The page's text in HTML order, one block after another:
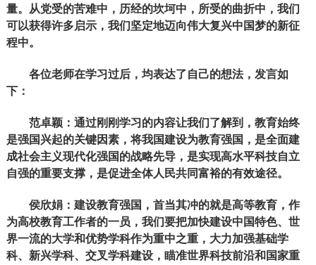
量。从党受的苦难中，历经的坎坷中，所受的曲折中，我们
可以获得许多启示，我们坚定地迈向伟大复兴中国梦的新征
程中。
各位老师在学习过后，均表达了自己的想法，发言如
下：
范卓颖：通过刚刚学习的内容让我们了解到，教育始终
是强国兴起的关键因素，将我国建设为教育强国，是全面建
成社会主义现代化强国的战略先导，是实现高水平科技自立
自强的重要支撑，是促进全体人民共同富裕的有效途径。
侯欣娟：建设教育强国，首当其冲的就是高等教育，作
为高校教育工作者的一员，我们要把加快建设中国特色、世
界一流的大学和优势学科作为重中之重，大力加强基础学
科、新兴学科、交叉学科建设，瞄准世界科技前沿和国家重